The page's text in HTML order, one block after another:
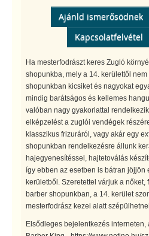
Ajánld ismerősödnek
Kapcsolatfelvétel
Ha mesterfodrászt keres Zugló
shopunkba, mely a 14. kerülettől nem
shopunkban kicsiket és nagyokat
mindig barátságos és kellemes
valóban nagy gyakorlattal
elképzelést a zuglói vendégek
klasszikus frizuráról, vagy akár egy
shopunkban rendelkezésre állunk
hajegyenesítéssel, hajtetoválás
így ebben az esetben is bátran jöjjön
kerületből. Szeretettel várjuk a nőket,
barber shopunkban, a 14. kerület
mesterfodrász kezei alatt
Elsődleges bejelentkezés interneten,